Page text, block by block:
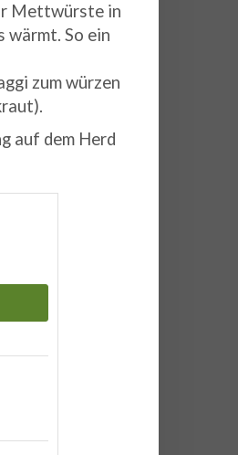
Mettwürste in
wärmt. So ein
zum würzen
auf dem Herd